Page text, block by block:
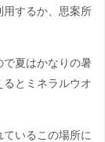
用するか、思案所
で夏はかなりの暑
るとミネラルウオ
いるこの場所に